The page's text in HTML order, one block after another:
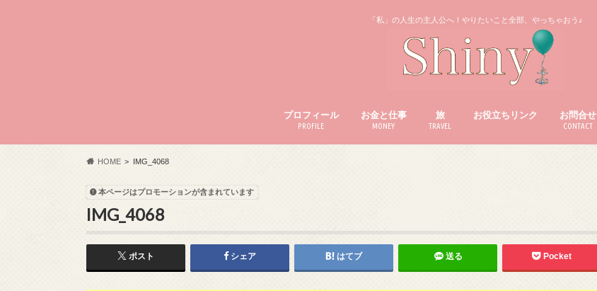
「私」の人生の主人公へ！やりたいこと全部、やっちゃおう♪
プロフィール
PROFILE
お金と仕事
MONEY
旅
TRAVEL
お役立ちリンク お問合せ
CONTACT
HOME IMG_4068
本ページはプロモーションが含まれています
IMG_4068
ポスト シェア はてブ 送る Pocket